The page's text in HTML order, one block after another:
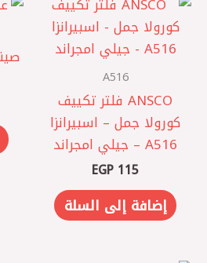
A516
ANSCO فلتر تكييف
كورولا جمل – اسبيرانزا
A516 – جيلي امجراند
EGP 115
إضافة إلى السلة